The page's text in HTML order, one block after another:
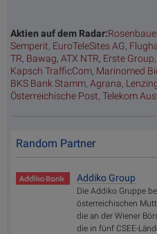
Aktien auf dem Radar:
Semperit, EuroTeleSites AG,
TR, Bawag, ATX NTR, Erste Group,
Kapsch TrafficCom, Marinomed
BKS Bank Stamm, Agrana,
Österreichische Post, Telekom
Random Partner
Addiko Group
Die Addiko Gruppe
österreichischen
die an der Wiener
die in fünf CSEE-